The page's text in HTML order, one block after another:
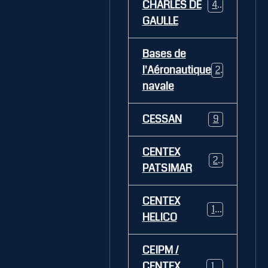
CHARLES DE
GAULLE
469
Bases de
l'Aéronautique
navale
269
CESSAN 9
CENTEX
PATSIMAR
21
CENTEX
HELICO
14
CEIPM /